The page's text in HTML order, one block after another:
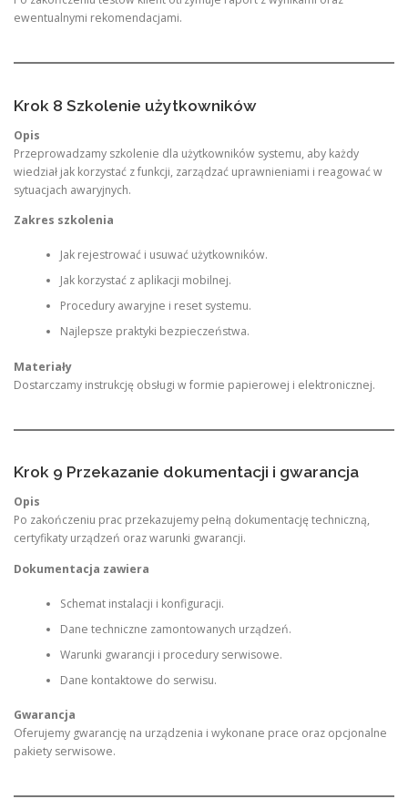
ewentualnymi rekomendacjami.
Krok 8 Szkolenie użytkowników
Opis
Przeprowadzamy szkolenie dla użytkowników systemu, aby każdy
wiedział jak korzystać z funkcji, zarządzać uprawnieniami i reagować w
sytuacjach awaryjnych.
Zakres szkolenia
Jak rejestrować i usuwać użytkowników.
Jak korzystać z aplikacji mobilnej.
Procedury awaryjne i reset systemu.
Najlepsze praktyki bezpieczeństwa.
Materiały
Dostarczamy instrukcję obsługi w formie papierowej i elektronicznej.
Krok 9 Przekazanie dokumentacji i gwarancja
Opis
Po zakończeniu prac przekazujemy pełną dokumentację techniczną,
certyfikaty urządzeń oraz warunki gwarancji.
Dokumentacja zawiera
Schemat instalacji i konfiguracji.
Dane techniczne zamontowanych urządzeń.
Warunki gwarancji i procedury serwisowe.
Dane kontaktowe do serwisu.
Gwarancja
Oferujemy gwarancję na urządzenia i wykonane prace oraz opcjonalne
pakiety serwisowe.